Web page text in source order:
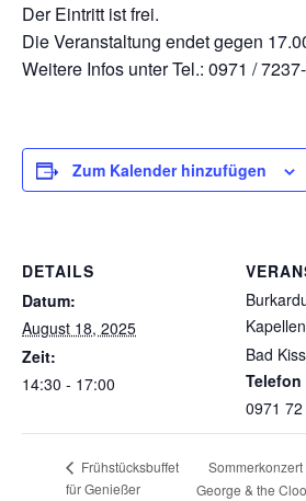
Der Eintritt ist frei.
Die Veranstaltung endet gegen
Weitere Infos unter Tel.: 0971 /
Zum Kalender hinzufügen
DETAILS
Datum:
August 18, 2025
Zeit:
14:30 - 17:00
Bad
Telefon
0971
Frühstücksbuffet
für Genießer
George & the